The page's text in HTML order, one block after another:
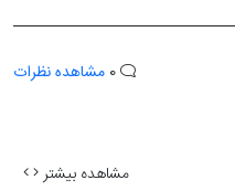
مشاهده نظرات
مشاهده بیشتر